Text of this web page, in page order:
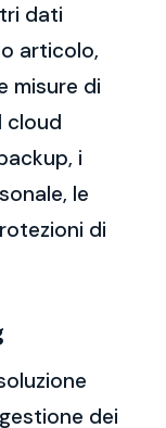
dati
articolo,
misure di
cloud
i
le
di
dei